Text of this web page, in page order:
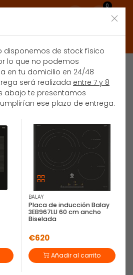
0
disponemos de stock físico
lo que no podemos
en tu domicilio en 24/48
será realizada entre 7 y 8
abajo te presentamos
ese plazo de entrega.
BALAY
Placa de inducción Balay
3EB967LU 60 cm ancho
Biselada
€620
Añadir al carrito